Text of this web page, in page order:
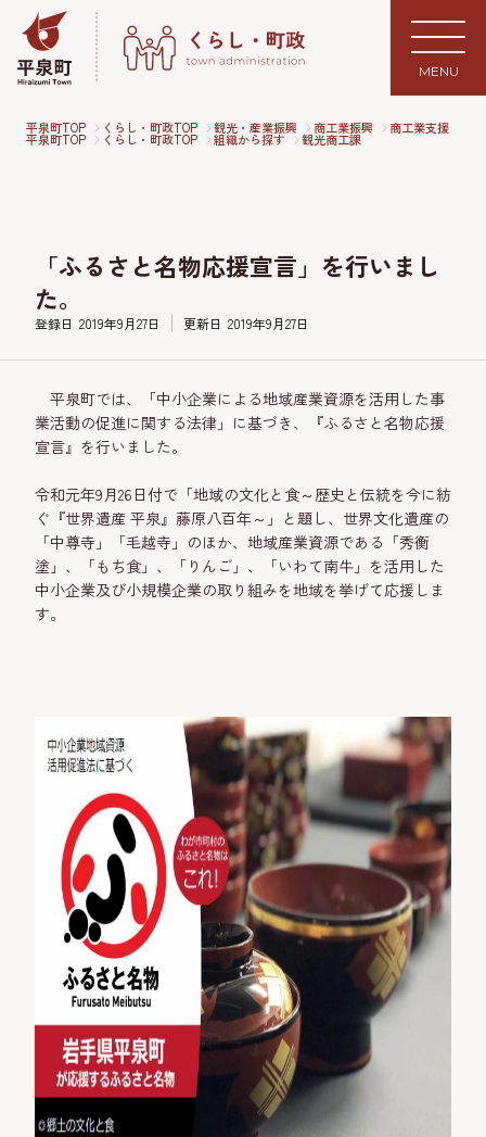
MENU
平泉町TOP くらし・町政TOP 観光・産業振興 商工業振興 商工業支援
平泉町TOP くらし・町政TOP 組織から探す 観光商工課
「ふるさと名物応援宣言」を行いまし
た。
登録日 2019年9月27日 更新日 2019年9月27日
平泉町では、「中小企業による地域産業資源を活用した事
業活動の促進に関する法律」に基づき、『ふるさと名物応援
宣言』を行いました。
令和元年9月26日付で「地域の文化と食～歴史と伝統を今に紡
ぐ『世界遺産 平泉』藤原八百年～」と題し、世界文化遺産の
「中尊寺」「毛越寺」のほか、地域産業資源である「秀衡
塗」、「もち食」、「りんご」、「いわて南牛」を活用した
中小企業及び小規模企業の取り組みを地域を挙げて応援しま
す。